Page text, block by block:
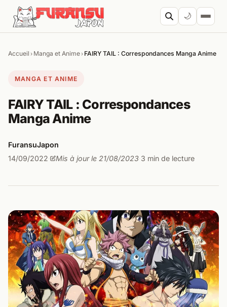
Aller au contenu
🌙
Accueil › Manga et Anime› FAIRY TAIL : Correspondances Manga Anime
MANGA ET ANIME
FAIRY TAIL : Correspondances
Manga Anime
FuransuJapon
14/09/2022· Mis à jour le 21/08/2023· 3 min de lecture